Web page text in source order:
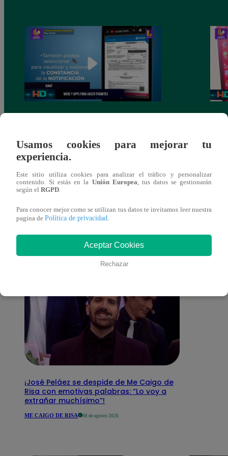
También te puede
interesar
¡José Peláez se despide de Me Caigo de
Risa con emotivas palabras: “Lo voy a
extrañar muchísimo”!
ME CAIGO DE RISA 08 de agosto 2026
Usamos cookies para mejorar tu
experiencia.
Este sitio utiliza cookies para analizar el tráfico y personalizar
contenido. Si estás en la Unión Europea , tus datos se gestionarán
según el RGPD
Para conocer mejor como se utilizan tus datos te invitamos leer nuestra
pagina de Política de privacidad
Aceptar Cookies
Rechazar